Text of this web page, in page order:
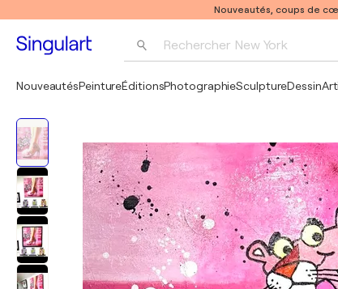
Nouveautés, coups de
Rechercher New York
Pablo Picasso
NouveautésPeintureÉditionsPhotographieSculptureDessin